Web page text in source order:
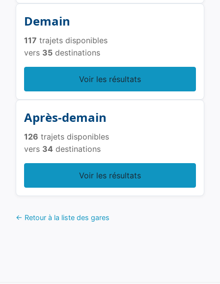
Demain
117 trajets disponibles
vers 35 destinations
Voir les résultats
Après-demain
126 trajets disponibles
vers 34 destinations
Voir les résultats
← Retour à la liste des gares